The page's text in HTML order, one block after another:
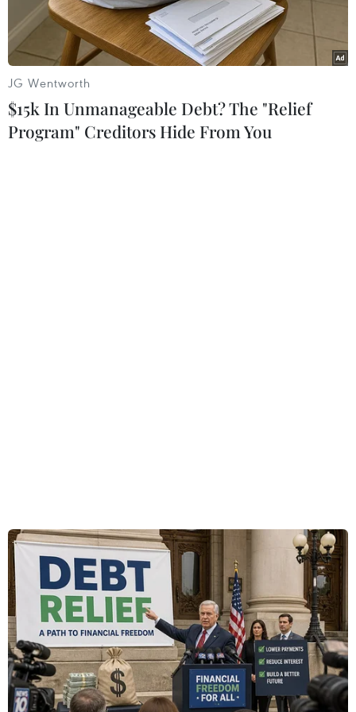
phố Cần Thơ giành huy chương Vàng.
Hai huy chương Bạc thuộc về em Hà Mạnh Duy,
lớp 12, Trường Trung học Phổ thông chuyên
Vĩnh Phúc, tỉnh Vĩnh Phúc và em Nguyễn Thị
Nga, lớp 12, Trường Trung học Phổ thông
chuyên Hùng Vương, tỉnh Phú Thọ.
Huy chương Đồng thuộc về em Võ Tiến Thành,
JG Wentworth
$15k In Unmanageable Debt? The "Relief
Program" Creditors Hide From You